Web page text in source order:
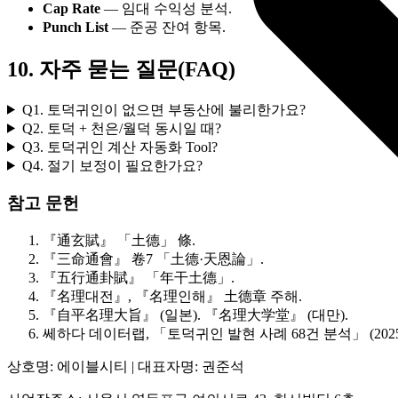
Cap Rate — 임대 수익성 분석.
Punch List — 준공 잔여 항목.
10. 자주 묻는 질문(FAQ)
Q1. 토덕귀인이 없으면 부동산에 불리한가요?
Q2. 토덕 + 천은/월덕 동시일 때?
Q3. 토덕귀인 계산 자동화 Tool?
Q4. 절기 보정이 필요한가요?
참고 문헌
『通玄賦』 「土德」 條.
『三命通會』 卷7 「土德·天恩論」.
『五行通卦賦』 「年干土德」.
『名理대전』, 『名理인해』 土德章 주해.
『自平名理大旨』 (일본). 『名理大学堂』 (대만).
쎄하다 데이터랩, 「토덕귀인 발현 사례 68건 분석」
상호명: 에이블시티 | 대표자명: 권준석